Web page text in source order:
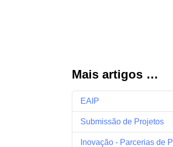
Mais artigos …
EAIP
Submissão de Projetos
Inovação - Parcerias de